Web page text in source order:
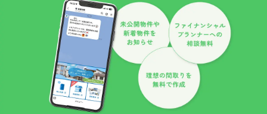
プライバシーポリシーの改定について
当サイトにおけるプライバシーポリシーの改定につきましては、個
人情報保護の観点から関係法令、各種通達や指導、社会通念に鑑み
内容の改善に努めてまいります。
なお改定については、当サイトにおいて掲載しお知らせするものと
させていただきます。
【お問い合わせ窓口】